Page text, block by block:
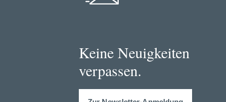
Keine Neuigkeiten
verpassen.